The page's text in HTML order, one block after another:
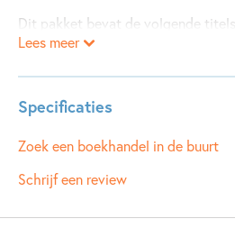
Dit pakket bevat de volgende titels:
• Het is feest!
• Heel veel huizen
• Ik maak het zelf!
Lees meer
Specificaties
Leeftijdsindicatie: 6 - 7 jaar
ISBN:
9789048756735
Zoek een boekhandel in de buurt
Schrijf een review